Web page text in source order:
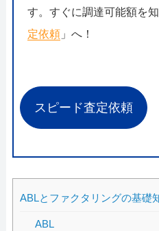
す。すぐに調達可能額を
定依頼」へ！
スピード査定依頼
ABLとファクタリングの基礎
ABL